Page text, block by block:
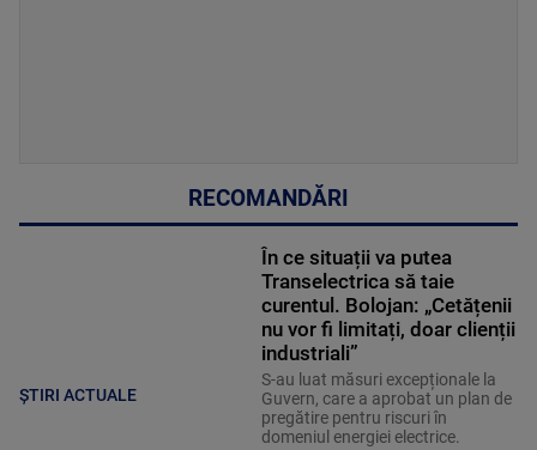
RECOMANDĂRI
ȘTIRI ACTUALE
În ce situații va putea
Transelectrica să taie
curentul. Bolojan: „Cetățenii
nu vor fi limitați, doar clienții
industriali”
S-au luat măsuri excepționale la
Guvern, care a aprobat un plan de
pregătire pentru riscuri în
domeniul energiei electrice.